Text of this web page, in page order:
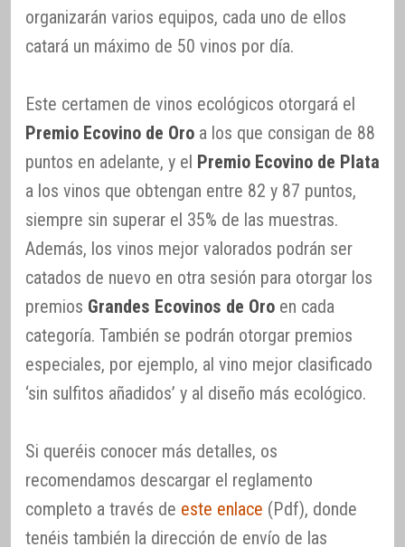
organizarán varios equipos, cada uno de ellos
catará un máximo de 50 vinos por día.
Este certamen de vinos ecológicos otorgará el
Premio Ecovino de Oro a los que consigan de 88
puntos en adelante, y el Premio Ecovino de Plata
a los vinos que obtengan entre 82 y 87 puntos,
siempre sin superar el 35% de las muestras.
Además, los vinos mejor valorados podrán ser
catados de nuevo en otra sesión para otorgar los
premios Grandes Ecovinos de Oro en cada
categoría. También se podrán otorgar premios
especiales, por ejemplo, al vino mejor clasificado
‘sin sulfitos añadidos’ y al diseño más ecológico.
Si queréis conocer más detalles, os
recomendamos descargar el reglamento
completo a través de este enlace (Pdf), donde
tenéis también la dirección de envío de las